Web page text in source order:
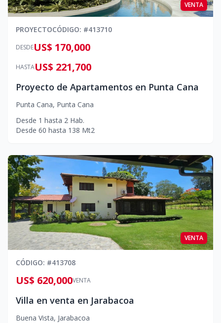
VENTA
PROYECTOCÓDIGO: #413710
DESDEUS$ 170,000
HASTAUS$ 221,700
Proyecto de Apartamentos en Punta Cana
Punta Cana, Punta Cana
Desde 1 hasta 2 Hab.
Desde 60 hasta 138 Mt2
VENTA
CÓDIGO: #413708
VENTA
US$ 620,000
Villa en venta en Jarabacoa
Buena Vista, Jarabacoa